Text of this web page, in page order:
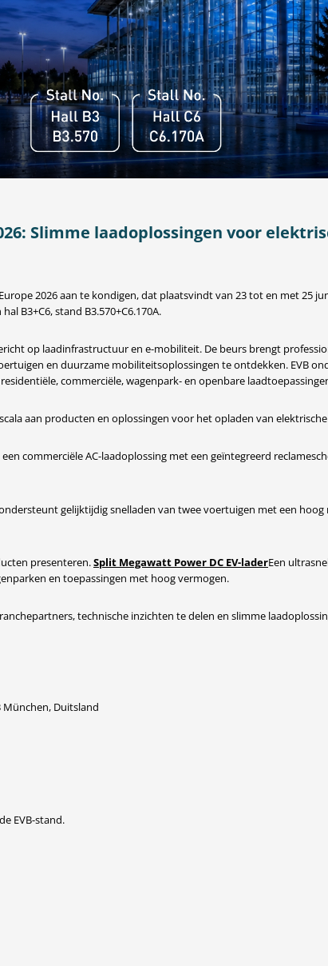
Slimme laadoplossingen voor
2026 aan te kondigen, dat plaatsvindt van 23 tot en met 25
B3+C6, stand B3.570+C6.170A.
op laadinfrastructuur en e-mobiliteit. De beurs brengt
en duurzame mobiliteitsoplossingen te ontdekken. EVB
commerciële, wagenpark- en openbare
aan producten en oplossingen voor het opladen van
commerciële AC-laadoplossing met een geïntegreerd
gelijktijdig snelladen van twee voertuigen met een hoog
presenteren.Split Megawatt Power DC EV-laderEen
en toepassingen met hoog vermogen.
technische inzichten te delen en slimme
München, Duitsland
EVB-stand.